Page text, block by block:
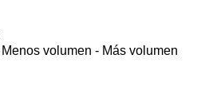
volumen - Más volumen